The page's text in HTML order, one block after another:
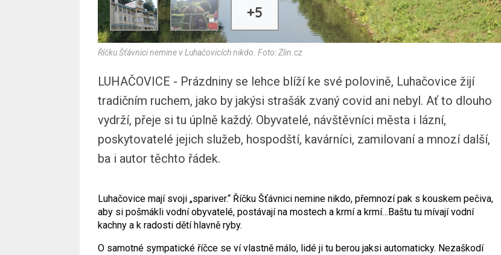
+5
Říčku Šťávnici nemine v Luhačovicích nikdo. Foto: Zlin.cz
LUHAČOVICE - Prázdniny se lehce blíží ke své polovině, Luhačovice žijí
tradičním ruchem, jako by jakýsi strašák zvaný covid ani nebyl. Ať to dlouho
vydrží, přeje si tu úplně každý. Obyvatelé, návštěvníci města i lázní,
poskytovatelé jejich služeb, hospodští, kavárníci, zamilovaní a mnozí další,
ba i autor těchto řádek.
Luhačovice mají svoji „spariver.“ Říčku Šťávnici nemine nikdo, přemnozí pak s kouskem pečiva,
aby si pošmákli vodní obyvatelé, postávají na mostech a krmí a krmí…Baštu tu mívají vodní
kachny a k radosti dětí hlavně ryby.
O samotné sympatické říčce se ví vlastně málo, lidé ji tu berou jaksi automaticky. Nezaškodí